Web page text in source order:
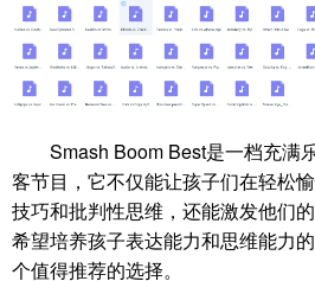
Smash Boom Best是一档充满
客节目，它不仅能让孩子们在轻松
技巧和批判性思维，还能激发他们
希望培养孩子表达能力和思维能力
个值得推荐的选择。